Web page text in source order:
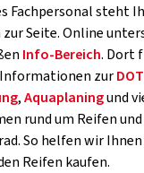
Fachpersonal steht
Seite. Online
Info-Bereich. Dort
zur
,Aquaplaningund
rund um Reifen
So helfen wir Ihnen
Reifen kaufen.